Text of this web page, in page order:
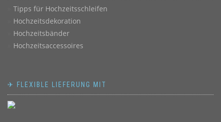
Tipps für Hochzeitsschleifen
Hochzeitsdekoration
Hochzeitsbänder
Hochzeitsaccessoires
✈ FLEXIBLE LIEFERUNG MIT